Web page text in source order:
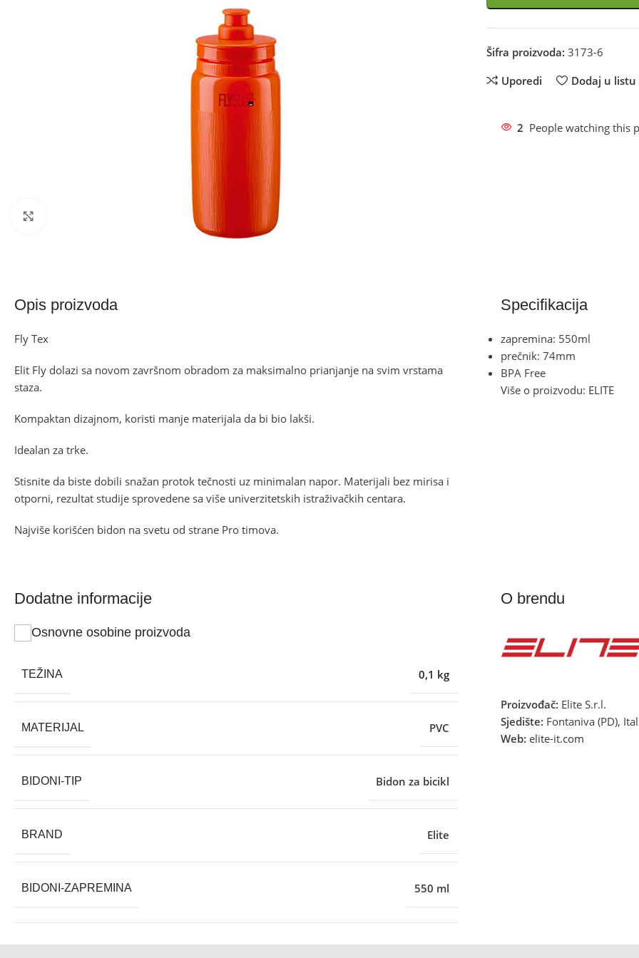
Šifra proizvoda: 3173-6
Uporedi Dodaj u listu
2 People watching this
Opis proizvoda
Fly Tex
Elit Fly dolazi sa novom završnom obradom za maksimalno prianjanje na svim vrstama
staza.
Kompaktan dizajnom, koristi manje materijala da bi bio lakši.
Idealan za trke.
Stisnite da biste dobili snažan protok tečnosti uz minimalan napor. Materijali bez mirisa i
otporni, rezultat studije sprovedene sa više univerzitetskih istraživačkih centara.
Najviše korišćen bidon na svetu od strane Pro timova.
Specifikacija
zapremina: 550ml
prečnik: 74mm
BPA Free
Više o proizvodu: ELITE
Dodatne informacije
Osnovne osobine proizvoda
TEŽINA 0,1 kg
MATERIJAL PVC
BIDONI-TIP Bidon za bicikl
BRAND Elite
BIDONI-ZAPREMINA 550 ml
O brendu
Proizvođač: Elite S.r.l.
Sjedište: Fontaniva (PD),
Web: elite-it.com